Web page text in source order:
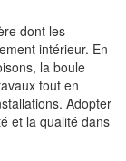
dont les
intérieur. En
la boule
tout en
Adopter
et la qualité dans